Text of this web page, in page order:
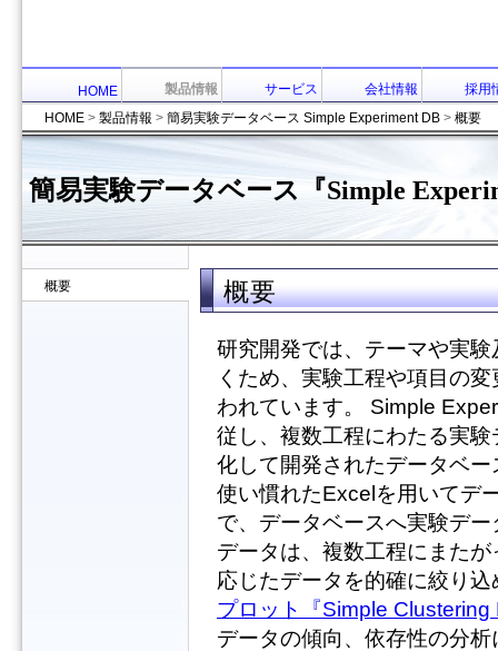
HOME > 製品情報 > 簡易実験データベース Simple Experiment DB > 概要
簡易実験データベース『Simple
概要 概要
研究開発では、テーマや実
くため、実験工程や項目の
われています。 Simple
従し、複数工程にわたる実
化して開発されたデータベー
使い慣れたExcelを用いてデ
で、データベースへ実験デ
データは、複数工程にまた
応じたデータを的確に絞り
プロット『Simple Clustering
データの傾向、依存性の分
HOME 製品情報 サービス 会社情報 採用